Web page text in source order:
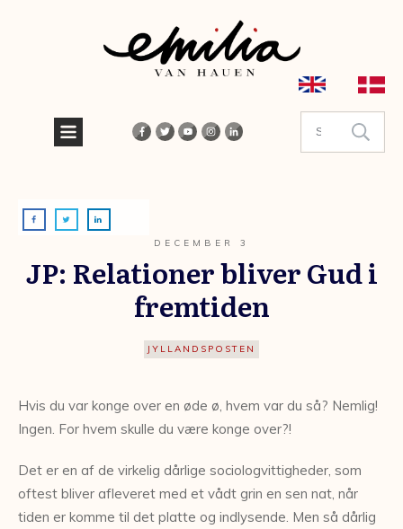
DECEMBER 3
JP: Relationer bliver Gud i
fremtiden
JYLLANDSPOSTEN
Hvis du var konge over en øde ø, hvem var du så? Nemlig!
Ingen. For hvem skulle du være konge over?!
Det er en af de virkelig dårlige sociologvittigheder, som
oftest bliver afleveret med et vådt grin en sen nat, når
tiden er komme til det platte og indlysende. Men så dårlig